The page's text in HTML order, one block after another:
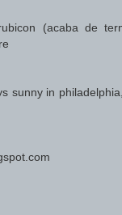
(acaba de
sunny in